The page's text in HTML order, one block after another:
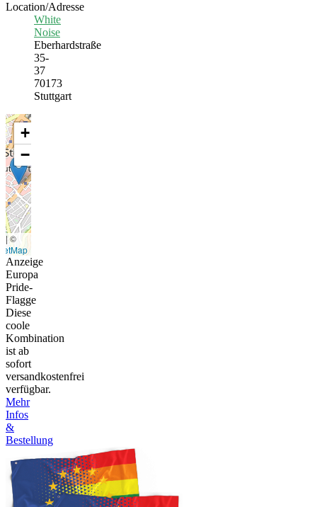
Location/Adresse
White
Noise
Eberhardstraße
35-
37
70173
Stuttgart
+
−
|©
Anzeige
Europa
Pride-
Flagge
Diese
coole
Kombination
ist ab
sofort
versandkostenfrei
verfügbar.
Mehr
Infos
&
Bestellung